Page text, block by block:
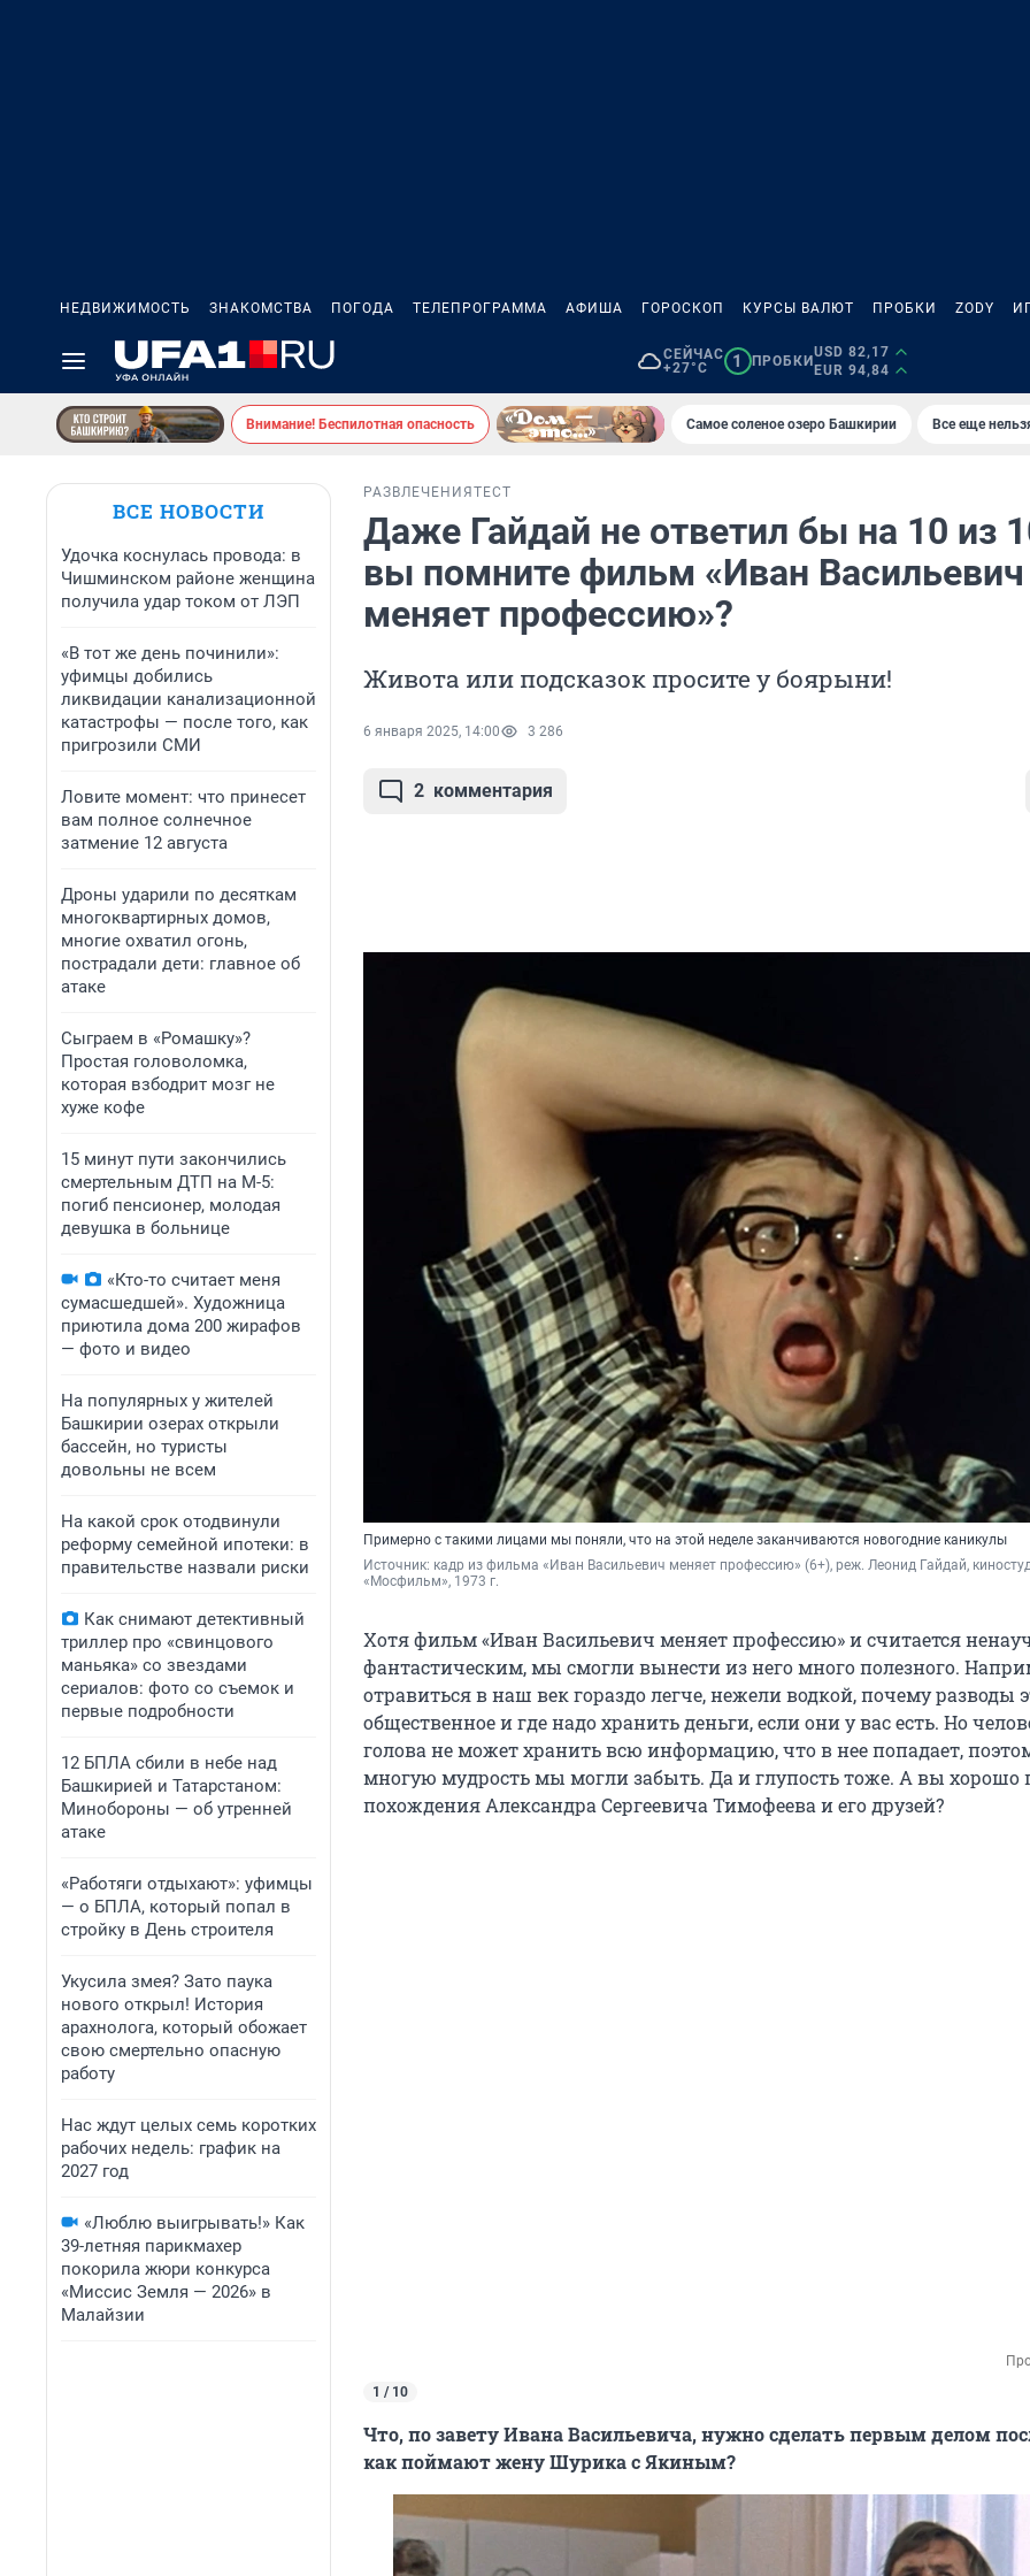
НЕДВИЖИМОСТЬ ЗНАКОМСТВА ПОГОДА ТЕЛЕПРОГРАММА АФИША ГОРОСКОП КУРСЫ ВАЛЮТ ПРОБКИ ZODY
СЕЙЧАС
+27°C
1 ПРОБКИ
USD 82,17
EUR 94,84
Внимание! Беспилотная опасность Самое соленое озеро Башкирии Все еще
ВСЕ НОВОСТИ
Удочка коснулась провода: в
Чишминском районе женщина
получила удар током от ЛЭП
«В тот же день починили»:
уфимцы добились
ликвидации канализационной
катастрофы — после того, как
пригрозили СМИ
Ловите момент: что принесет
вам полное солнечное
затмение 12 августа
Дроны ударили по десяткам
многоквартирных домов,
многие охватил огонь,
пострадали дети: главное об
атаке
Сыграем в «Ромашку»?
Простая головоломка,
которая взбодрит мозг не
хуже кофе
15 минут пути закончились
смертельным ДТП на М-5:
погиб пенсионер, молодая
девушка в больнице
«Кто-то считает меня
сумасшедшей». Художница
приютила дома 200 жирафов
— фото и видео
На популярных у жителей
Башкирии озерах открыли
бассейн, но туристы
довольны не всем
На какой срок отодвинули
реформу семейной ипотеки: в
правительстве назвали риски
Как снимают детективный
триллер про «свинцового
маньяка» со звездами
сериалов: фото со съемок и
первые подробности
12 БПЛА сбили в небе над
Башкирией и Татарстаном:
Минобороны — об утренней
атаке
«Работяги отдыхают»: уфимцы
— о БПЛА, который попал в
стройку в День строителя
Укусила змея? Зато паука
нового открыл! История
арахнолога, который обожает
свою смертельно опасную
работу
Нас ждут целых семь коротких
рабочих недель: график на
2027 год
«Люблю выигрывать!» Как
39-летняя парикмахер
покорила жюри конкурса
«Миссис Земля — 2026» в
Малайзии
РАЗВЛЕЧЕНИЯ ТЕСТ
Даже Гайдай не ответил бы на 10 из
вы помните фильм «Иван Васильевич
меняет профессию»?
Живота или подсказок просите у боярыни!
6 января 2025, 14:00 3 286
2 комментария
Примерно с такими лицами мы поняли, что на этой неделе заканчиваются новогодние каникулы
Источник: кадр из фильма «Иван Васильевич меняет профессию» (6+), реж. Леонид Гайдай,
«Мосфильм», 1973 г.
Хотя фильм «Иван Васильевич меняет профессию» и считается
фантастическим, мы смогли вынести из него много полезного.
отравиться в наш век гораздо легче, нежели водкой, почему разводы
общественное и где надо хранить деньги, если они у вас есть. Но
голова не может хранить всю информацию, что в нее попадает,
многую мудрость мы могли забыть. Да и глупость тоже. А вы хорошо
похождения Александра Сергеевича Тимофеева и его друзей?
1 / 10
Что, по завету Ивана Васильевича, нужно сделать первым делом
как поймают жену Шурика с Якиным?